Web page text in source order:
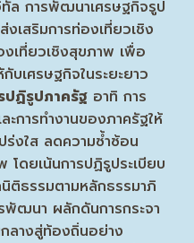
ล การพัฒนาเศรษฐกิจรูป
งเสริมการท่องเที่ยวเชิง
งเที่ยวเชิงสุขภาพ เพื่อ
บเศรษฐกิจในระยะยาว
ปฏิรูปภาครัฐ อาทิ การ
ะการทำงานของภาครัฐให้
ร่งใส ลดความซ้ำซ้อน
โดยเน้นการปฏิรูประเบียบ
ติธรรมตามหลักธรรมาภิ
พัฒนา ผลักดันการกระจา
ลางสู่ท้องถิ่นอย่าง